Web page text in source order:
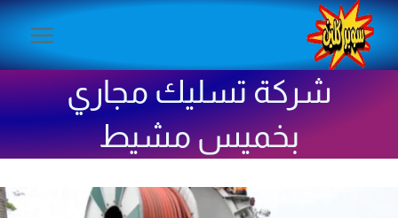
التجاوز
المحتوى
شركة تسليك مجاري
بخميس مشيط